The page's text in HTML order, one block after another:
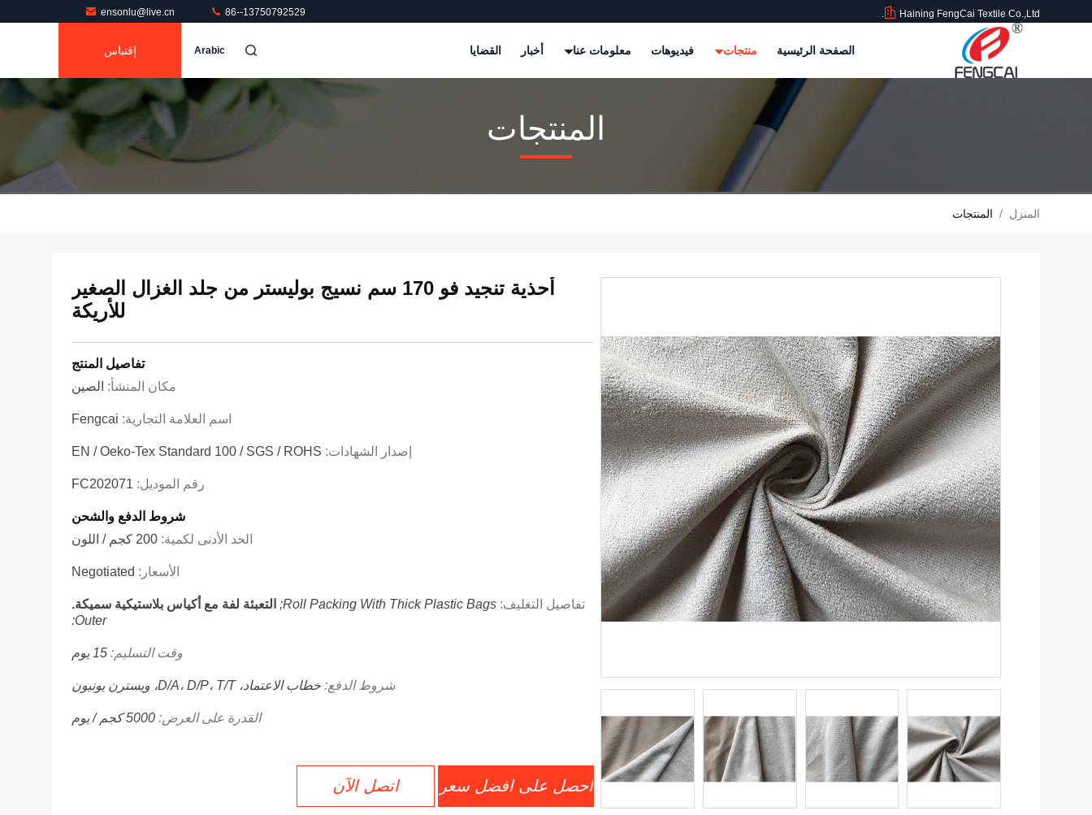
Haining FengCai Textile Co.,Ltd.
ensonlu@live.cn 86--13750792529
الصفحة الرئيسية منتجات فيديوهات معلومات عنا أخبار القضايا Arabic إقتباس
المنتجات
المنزل / المنتجات
أحذية تنجيد فو 170 سم نسيج بوليستر من جلد الغزال الصغير
للأريكة
تفاصيل المنتج
مكان المنشأ: الصين
اسم العلامة التجارية: Fengcai
إصدار الشهادات: EN / Oeko-Tex Standard 100 / SGS / ROHS
رقم الموديل: FC202071
شروط الدفع والشحن
الحد الأدنى لكمية: 200 كجم / اللون
الأسعار: Negotiated
تفاصيل التغليف: Roll Packing With Thick Plastic Bags;
التعبئة لفة مع أكياس بلاستيكية سميكة.
Outer:
وقت التسليم: 15 يوم
شروط الدفع: خطاب الاعتماد، D/A، D/P، T/T، ويسترن يونيون
القدرة على العرض: 5000 كجم / يوم
احصل على افضل سعر اتصل الآن